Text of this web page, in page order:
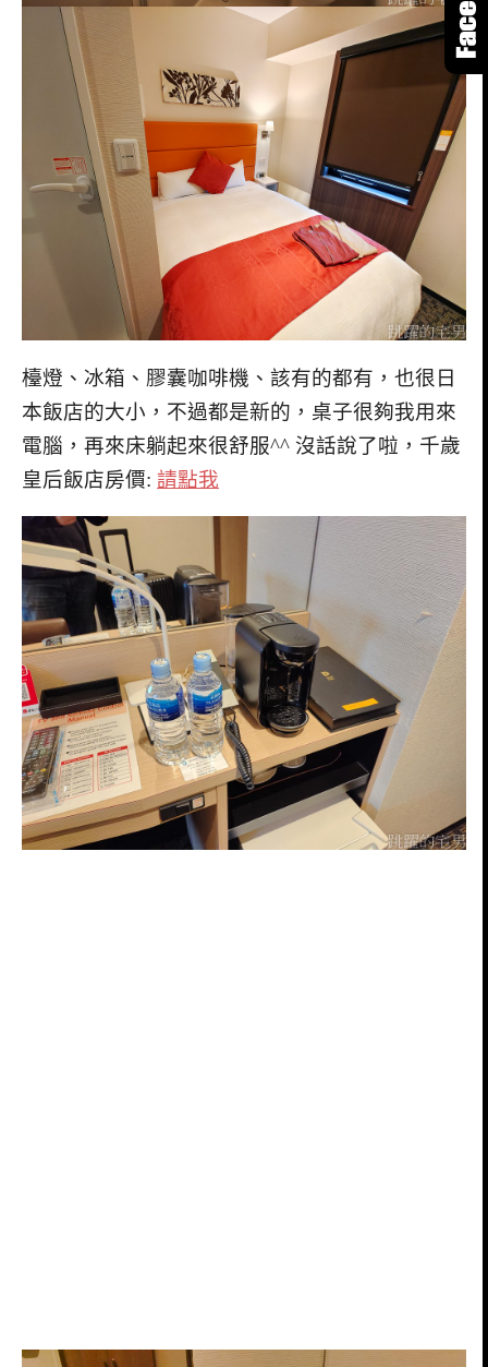
檯燈、冰箱、膠囊咖啡機、該有的都有，也很日
本飯店的大小，不過都是新的，桌子很夠我用來
電腦，再來床躺起來很舒服^^ 沒話說了啦，千歲
皇后飯店房價: 請點我